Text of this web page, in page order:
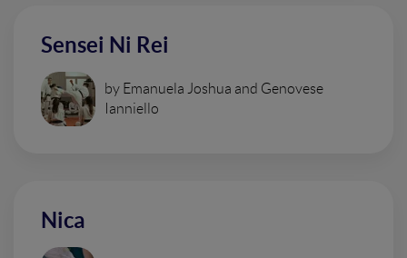
Sensei Ni Rei
by Emanuela Joshua and Genovese
Ianniello
Nica